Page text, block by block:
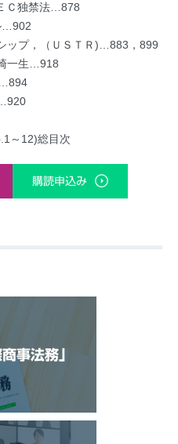
Ｃ独禁法…878
…902
プ，（ＵＳＴＲ)…883，899
一生…918
～12)総目次
購読申込み
事法務」